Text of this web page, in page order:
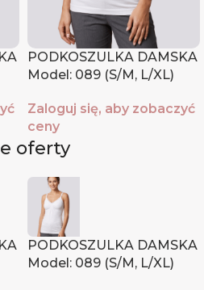
PODKOSZULKA DAMSKA
Model: 089 (S/M, L/XL)
Zaloguj się, aby zobaczyć
ceny
oferty
PODKOSZULKA DAMSKA
Model: 089 (S/M, L/XL)